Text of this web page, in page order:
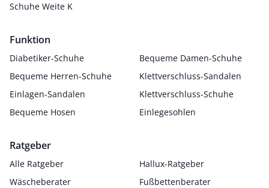
Schuhe Weite K
Funktion
Diabetiker-Schuhe
Bequeme Damen-Schuhe
Bequeme Herren-Schuhe
Klettverschluss-Sandalen
Einlagen-Sandalen
Klettverschluss-Schuhe
Bequeme Hosen
Einlegesohlen
Ratgeber
Alle Ratgeber
Hallux-Ratgeber
Wäscheberater
Fußbettenberater